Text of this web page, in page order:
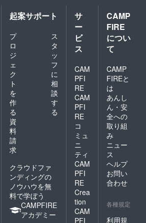
起案サポート
プ
ロ
ジ
ェ
ク
ト
を
作
る
ス
タ
ッ
フ
に
相
談
す
る
資
料
請
求
クラウドファ
ンディングの
ノウハウを無
料で学ぼう
CAMPFIRE
アカデミー
サ
ー
ビ
ス
CAM
PFI
RE
CAM
PFI
RE
コ
ミュ
ニ
ティ
CAM
PFI
RE
Crea
tion
CAM
PFI
CAMP
FIRE
につい
て
CAMP
FIREと
は
あんし
ん・安
全への
取り組
み
ニュー
ス
ヘルプ
お問い
合わせ
各種規定
利用規